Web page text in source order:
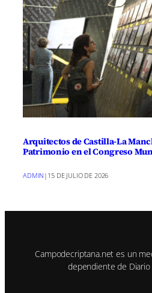
Arquitectos de Castilla-La
Patrimonio en el Congreso
ADMIN | 15 DE JULIO DE 2026
Campodecriptana.net es un
dependiente de